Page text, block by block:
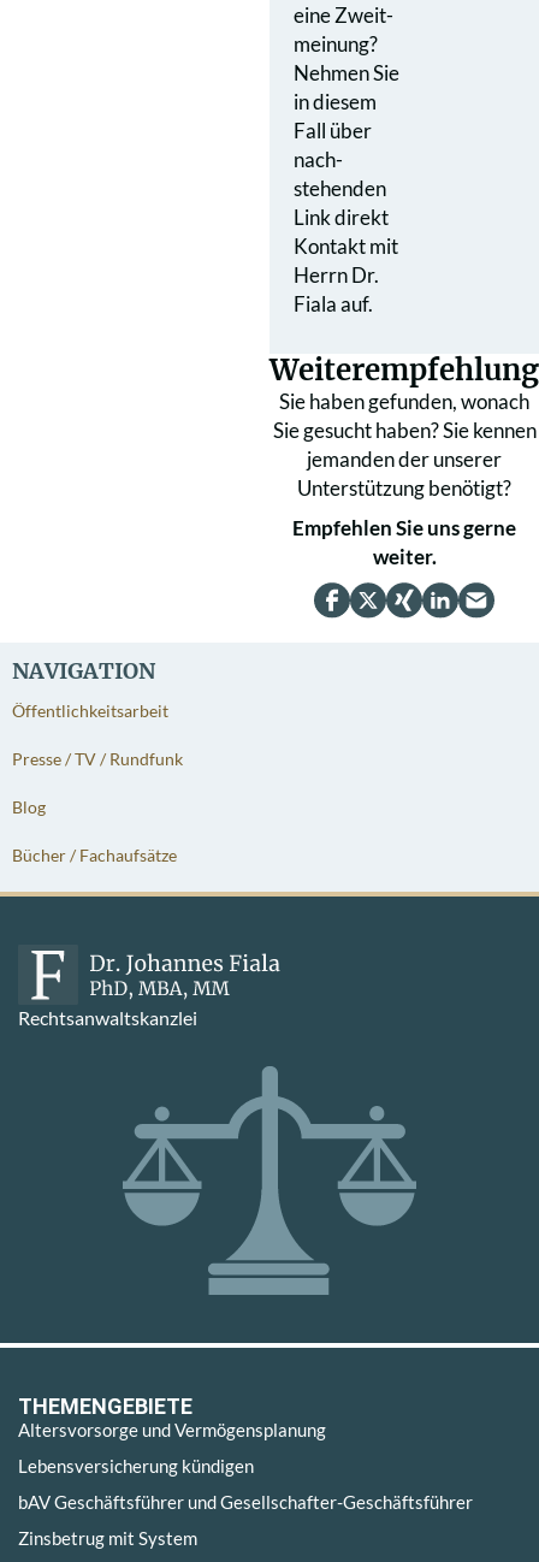
NAVIGATION
Öffentlichkeitsarbeit
Presse / TV / Rundfunk
Blog
Bücher / Fachaufsätze
eine Zweit­
meinung?
Nehmen Sie
in diesem
Fall über
nach­
stehenden
Link direkt
Kontakt mit
Herrn Dr.
Fiala auf.
Weiterempfehlung
Sie haben gefunden, wonach
Sie gesucht haben? Sie kennen
jemanden der unserer
Unterstützung benötigt?
Empfehlen Sie uns gerne
weiter.
Rechtsanwaltskanzlei
THEMENGEBIETE
Altersvorsorge und Vermögensplanung
Lebensversicherung kündigen
bAV Geschäftsführer und Gesellschafter-Geschäftsführer
Zinsbetrug mit System